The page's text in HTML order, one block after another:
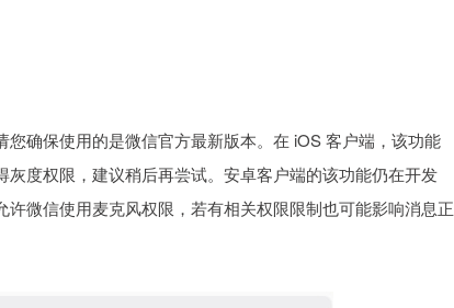
确保使用的是微信官方最新版本。在 iOS 客户端，该功能
度权限，建议稍后再尝试。安卓客户端的该功能仍在开发
微信使用麦克风权限，若有相关权限限制也可能影响消息正